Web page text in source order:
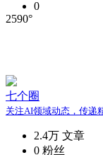
0
2590°
七个圈
关注AI领域动态，传递
2.4万 文章
0 粉丝